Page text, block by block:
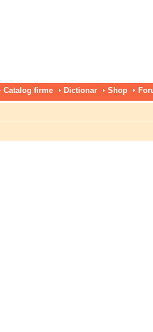
Catalog firme Dictionar Shop